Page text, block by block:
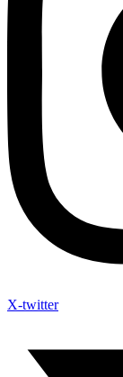
X-twitter